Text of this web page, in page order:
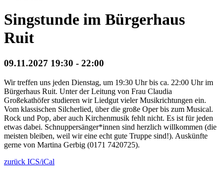
Singstunde im Bürgerhaus
Ruit
09.11.2027 19:30 - 22:00
Wir treffen uns jeden Dienstag, um 19:30 Uhr bis ca. 22:00 Uhr im
Bürgerhaus Ruit. Unter der Leitung von Frau Claudia
Großekathöfer studieren wir Liedgut vieler Musikrichtungen ein.
Vom klassischen Silcherlied, über die große Oper bis zum Musical.
Rock und Pop, aber auch Kirchenmusik fehlt nicht. Es ist für jeden
etwas dabei. Schnuppersänger*innen sind herzlich willkommen (die
meisten bleiben, weil wir eine echt gute Truppe sind!). Auskünfte
gerne von Martina Gerbig (0171 7420725).
zurück ICS/iCal